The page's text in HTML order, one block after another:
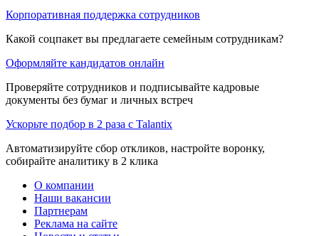
Корпоративная поддержка сотрудников
Какой соцпакет вы предлагаете семейным сотрудникам?
Оформляйте кандидатов онлайн
Проверяйте сотрудников и подписывайте кадровые
документы без бумаг и личных встреч
Ускорьте подбор в 2 раза с Talantix
Автоматизируйте сбор откликов, настройте воронку,
собирайте аналитику в 2 клика
О компании
Наши вакансии
Партнерам
Реклама на сайте